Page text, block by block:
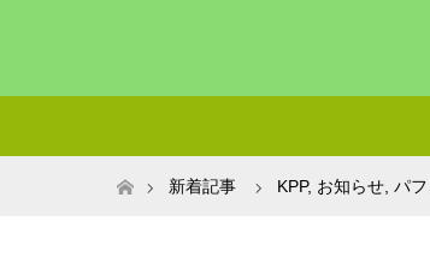
ホーム新着記事 KPP, お知らせ パ